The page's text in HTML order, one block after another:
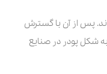
پس از آن با گسترش
به شکل پودر در صنایع